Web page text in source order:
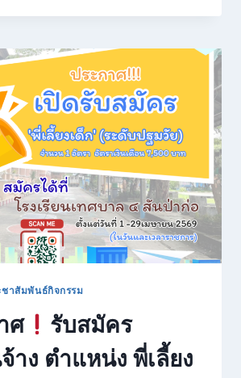
คร
งาน
ง
แหน่ง
รา
นวน
า
ษา
ะ
ชาสัมพันธ์กิจกรรม
ศ
รับสมัคร
าง ตำแหน่ง พี่เลี้ยง